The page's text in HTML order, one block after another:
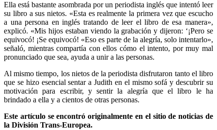
Ella está bastante asombrada por un periodista inglés que intentó leer
su libro a sus nietos. «Esta es realmente la primera vez que escucho
a una persona en inglés tratando de leer el libro de esa manera»,
explicó. «Mis hijos estaban viendo la grabación y dijeron: ‘¡Pero se
equivocó! ¡Se equivocó! «Eso es parte de la alegría, solo intentarlo»,
señaló, mientras compartía con ellos cómo el intento, por muy mal
pronunciado que sea, ayuda a unir a las personas.
Al mismo tiempo, los nietos de la periodista disfrutaron tanto el libro
que se hizo esencial sentar a Judith en el mismo sofá y descubrir su
motivación para escribir, y sentir la alegría que el libro le ha
brindado a ella y a cientos de otras personas.
Este artículo se encontró originalmente en el sitio de noticias de
la División Trans-Europea.